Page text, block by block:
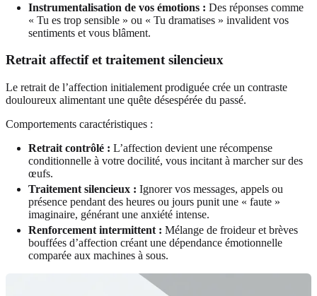
Instrumentalisation de vos émotions : Des réponses comme
« Tu es trop sensible » ou « Tu dramatises » invalident vos
sentiments et vous blâment.
Retrait affectif et traitement silencieux
Le retrait de l’affection initialement prodiguée crée un contraste
douloureux alimentant une quête désespérée du passé.
Comportements caractéristiques :
Retrait contrôlé : L’affection devient une récompense
conditionnelle à votre docilité, vous incitant à marcher sur des
œufs.
Traitement silencieux : Ignorer vos messages, appels ou
présence pendant des heures ou jours punit une « faute »
imaginaire, générant une anxiété intense.
Renforcement intermittent : Mélange de froideur et brèves
bouffées d’affection créant une dépendance émotionnelle
comparée aux machines à sous.